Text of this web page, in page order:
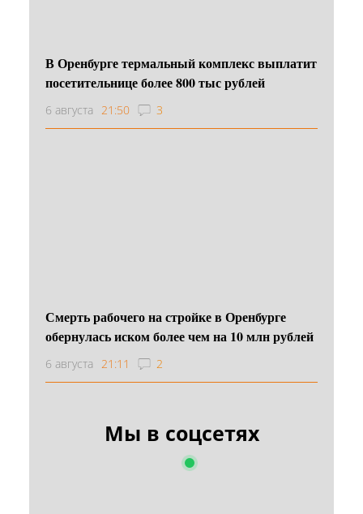
В Оренбурге термальный комплекс выплатит
посетительнице более 800 тыс рублей
6 августа 21:50 3
Смерть рабочего на стройке в Оренбурге
обернулась иском более чем на 10 млн рублей
6 августа 21:11 2
Мы в соцсетях